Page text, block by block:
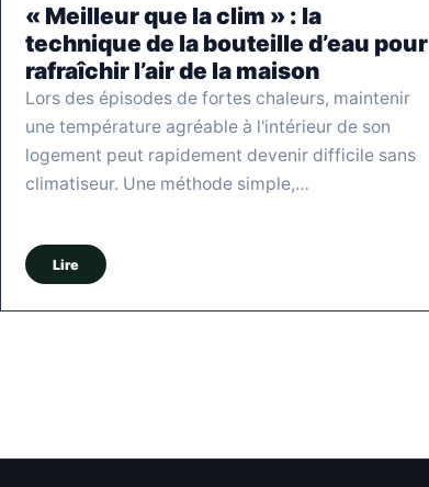
« Meilleur que la clim » : la
technique de la bouteille d’eau pour
rafraîchir l’air de la maison
Lors des épisodes de fortes chaleurs, maintenir
une température agréable à l'intérieur de son
logement peut rapidement devenir difficile sans
climatiseur. Une méthode simple,…
Lire